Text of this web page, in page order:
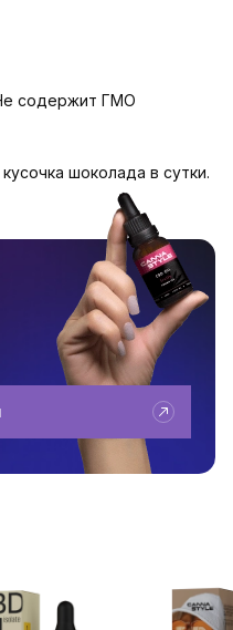
содержит ГМО
шоколада в сутки.